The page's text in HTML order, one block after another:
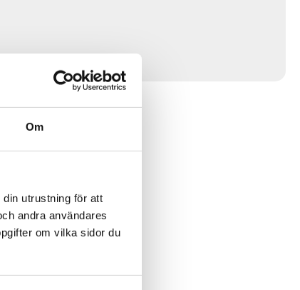
Om
utrustning för att
andra användares
om vilka sidor du